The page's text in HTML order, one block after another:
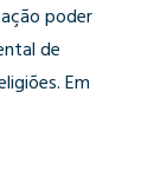
poder
de
Em